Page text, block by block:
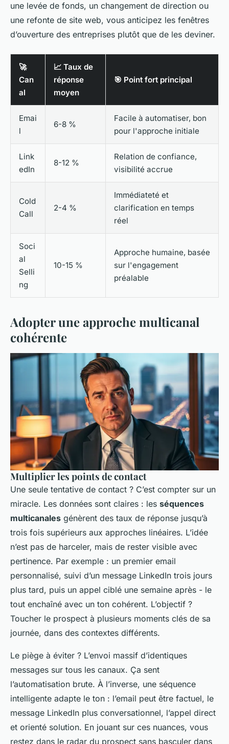
une levée de fonds, un changement de direction ou
une refonte de site web, vous anticipez les fenêtres
d’ouverture des entreprises plutôt que de les deviner.
🚀
Can
al
📈 Taux de
réponse
moyen
🎯 Point fort principal
Emai
l
6-8 %
Facile à automatiser, bon
pour l'approche initiale
Link
edIn
8-12 %
Relation de confiance,
visibilité accrue
Cold
Call
2-4 %
Immédiateté et
clarification en temps
réel
Soci
al
Selli
ng
10-15 %
Approche humaine, basée
sur l'engagement
préalable
Adopter une approche multicanal
cohérente
Multiplier les points de contact
Une seule tentative de contact ? C’est compter sur un
miracle. Les données sont claires : les séquences
multicanales génèrent des taux de réponse jusqu’à
trois fois supérieurs aux approches linéaires. L’idée
n’est pas de harceler, mais de rester visible avec
pertinence. Par exemple : un premier email
personnalisé, suivi d’un message LinkedIn trois jours
plus tard, puis un appel ciblé une semaine après - le
tout enchaîné avec un ton cohérent. L’objectif ?
Toucher le prospect à plusieurs moments clés de sa
journée, dans des contextes différents.
Le piège à éviter ? L’envoi massif d’identiques
messages sur tous les canaux. Ça sent
l’automatisation brute. À l’inverse, une séquence
intelligente adapte le ton : l’email peut être factuel, le
message LinkedIn plus conversationnel, l’appel direct
et orienté solution. En jouant sur ces nuances, vous
restez dans le radar du prospect sans basculer dans